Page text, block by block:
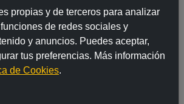
de Septiembre - 21:43
de Septiembre - 22:36
propias y de terceros para analizar
de redes sociales y
y anuncios. Puedes aceptar,
tus preferencias. Más información
de Cookies.